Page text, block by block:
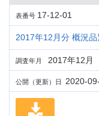
表番号 17-12-01
2017年12月分 概況
調査年月 2017年12月
公開（更新）日 2020-